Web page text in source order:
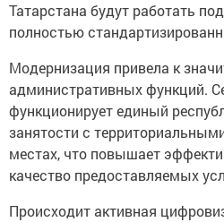
Татарстана будут работать
полностью
Модернизация привела к
административных функций.
функционирует единый
занятости с
местах, что повышает
качество предоставляемых
Происходит активная